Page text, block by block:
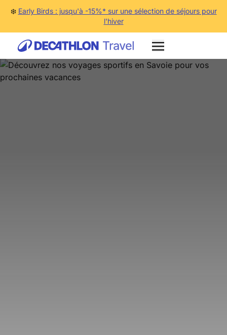
❄️ Early Birds : jusqu'à -15%* sur une sélection de séjours pour
l'hiver